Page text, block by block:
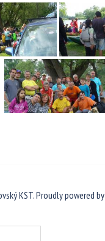
KST. Proudly powered by